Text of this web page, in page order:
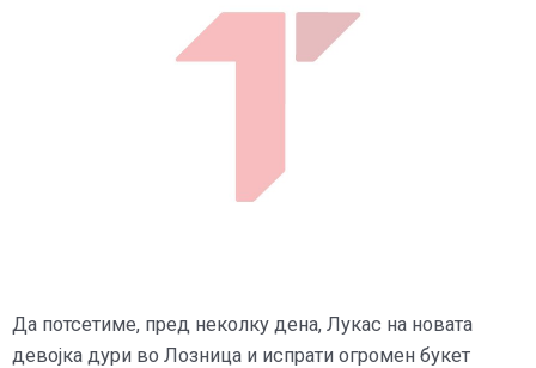
Да потсетиме, пред неколку дена, Лукас на новата
девојка дури во Лозница и испрати огромен букет